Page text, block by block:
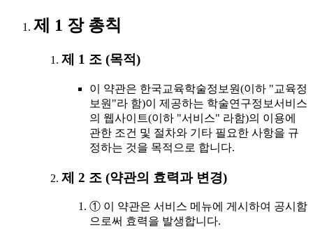
제 1 장 총칙
제 1 조 (목적)
이 약관은 한국교육학술정보원(이하 "교육정
보원"라 함)이 제공하는 학술연구정보서비스
의 웹사이트(이하 "서비스" 라함)의 이용에
관한 조건 및 절차와 기타 필요한 사항을 규
정하는 것을 목적으로 합니다.
제 2 조 (약관의 효력과 변경)
① 이 약관은 서비스 메뉴에 게시하여 공시함
으로써 효력을 발생합니다.